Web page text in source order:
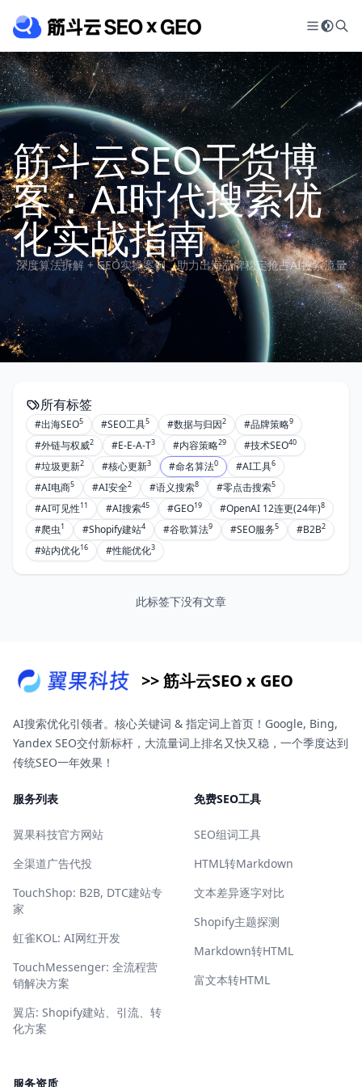
筋斗云SEO干货博
客：AI时代搜索优
化实战指南
深度算法拆解 + GEO实操案例，助力出海品牌稳定抢占AI搜索流量
所有标签
#出海SEO5 #SEO工具5 #数据与归因2 #品牌策略9
#外链与权威2 #E-E-A-T3 #内容策略29 #技术SEO40
#垃圾更新2 #核心更新3 #命名算法0 #AI工具6
#AI电商5 #AI安全2 #语义搜索8 #零点击搜索5
#AI可见性11 #AI搜索45 #GEO19 #OpenAI 12连更(24年)8
#爬虫1 #Shopify建站4 #谷歌算法9 #SEO服务5 #B2B2
#站内优化16 #性能优化3
此标签下没有文章
>> 筋斗云SEO x GEO
AI搜索优化引领者。核心关键词 & 指定词上首页！Google, Bing,
Yandex SEO交付新标杆，大流量词上排名又快又稳，一个季度达到
传统SEO一年效果！
服务列表
翼果科技官方网站
全渠道广告代投
TouchShop: B2B, DTC建站专
家
虹雀KOL: AI网红开发
TouchMessenger: 全流程营
销解决方案
翼店: Shopify建站、引流、转
化方案
免费SEO工具
SEO组词工具
HTML转Markdown
文本差异逐字对比
Shopify主题探测
Markdown转HTML
富文本转HTML
服务资质